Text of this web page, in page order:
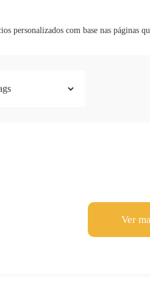
personalizados com base nas páginas
Ver